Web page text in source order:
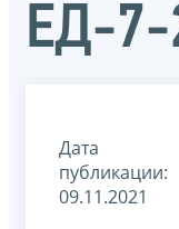
ЕД-7-
Дата
публикации:
09.11.2021